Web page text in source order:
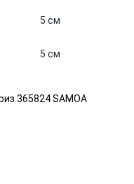
5 см
5 см
365824 SAMOA